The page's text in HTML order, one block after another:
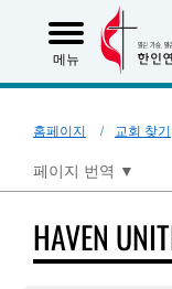
메뉴
홈페이지 교회 찾기
페이지 번역 ▼
HAVEN